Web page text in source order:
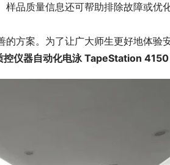
品质量信息还可帮助排除故障或优
方案。为了让广大师生更好地体验
仪器自动化电泳 TapeStation 4150